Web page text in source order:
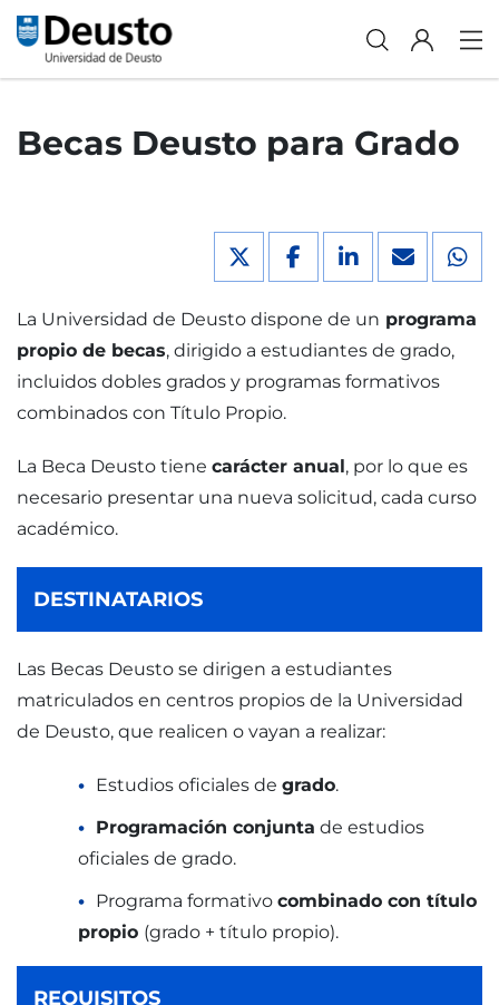
Becas Deusto para Grado
La Universidad de Deusto dispone de un programa
propio de becas, dirigido a estudiantes de grado,
incluidos dobles grados y programas formativos
combinados con Título Propio.
La Beca Deusto tiene carácter anual, por lo que es
necesario presentar una nueva solicitud, cada curso
académico.
DESTINATARIOS
Las Becas Deusto se dirigen a estudiantes
matriculados en centros propios de la Universidad
de Deusto, que realicen o vayan a realizar:
Estudios oficiales de grado.
Programación conjunta de estudios
oficiales de grado.
Programa formativo combinado con título
propio (grado + título propio).
REQUISITOS